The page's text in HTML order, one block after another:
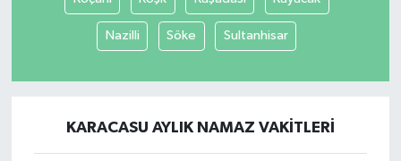
Nazilli Söke Sultanhisar
KARACASU AYLIK NAMAZ VAKITLERI